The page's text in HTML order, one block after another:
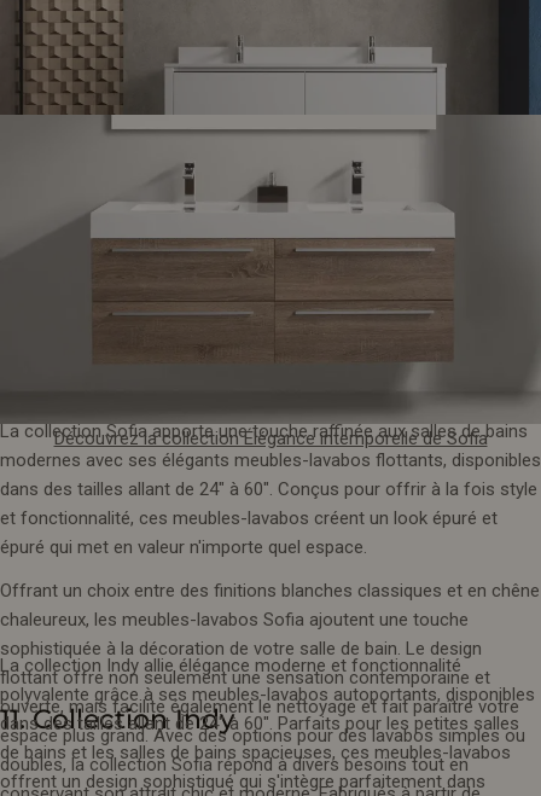
Découvrez notre collection Sacramento
Découvrez la collection Élégance intemporelle de Sofia
La collection Sofia apporte une touche raffinée aux salles de bains
modernes avec ses élégants meubles-lavabos flottants, disponibles
dans des tailles allant de 24" à 60". Conçus pour offrir à la fois style
et fonctionnalité, ces meubles-lavabos créent un look épuré et
épuré qui met en valeur n'importe quel espace.
Offrant un choix entre des finitions blanches classiques et en chêne
chaleureux, les meubles-lavabos Sofia ajoutent une touche
sophistiquée à la décoration de votre salle de bain. Le design
flottant offre non seulement une sensation contemporaine et
ouverte, mais facilite également le nettoyage et fait paraître votre
espace plus grand. Avec des options pour des lavabos simples ou
doubles, la collection Sofia répond à divers besoins tout en
11. Collection Indy
La collection Indy allie élégance moderne et fonctionnalité
polyvalente grâce à ses meubles-lavabos autoportants, disponibles
dans des tailles allant de 24" à 60". Parfaits pour les petites salles
de bains et les salles de bains spacieuses, ces meubles-lavabos
offrent un design sophistiqué qui s'intègre parfaitement dans